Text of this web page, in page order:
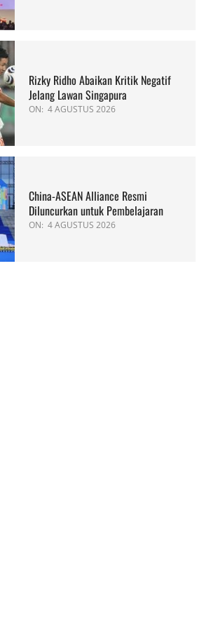
Rizky Ridho Abaikan Kritik Negatif
Jelang Lawan Singapura
ON: 4 AGUSTUS 2026
China-ASEAN Alliance Resmi
Diluncurkan untuk Pembelajaran
ON: 4 AGUSTUS 2026